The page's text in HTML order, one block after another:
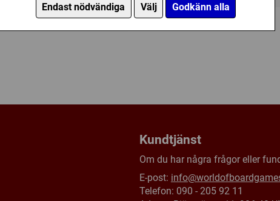
Endast nödvändiga Välj Godkänn alla
Försälj. rank:7888/18138
Kundtjänst
Om du har några frågor eller
E-post:
Telefon: 090 - 205 92 11